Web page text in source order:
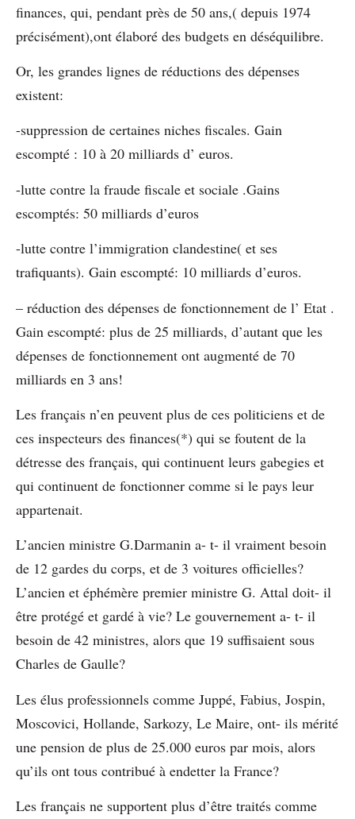
finances, qui, pendant près de 50 ans,( depuis 1974
précisément),ont élaboré des budgets en déséquilibre.
Or, les grandes lignes de réductions des dépenses
existent:
-suppression de certaines niches fiscales. Gain
escompté : 10 à 20 milliards d’ euros.
-lutte contre la fraude fiscale et sociale .Gains
escomptés: 50 milliards d’euros
-lutte contre l’immigration clandestine( et ses
trafiquants). Gain escompté: 10 milliards d’euros.
– réduction des dépenses de fonctionnement de l’ Etat .
Gain escompté: plus de 25 milliards, d’autant que les
dépenses de fonctionnement ont augmenté de 70
milliards en 3 ans!
Les français n’en peuvent plus de ces politiciens et de
ces inspecteurs des finances(*) qui se foutent de la
détresse des français, qui continuent leurs gabegies et
qui continuent de fonctionner comme si le pays leur
appartenait.
L’ancien ministre G.Darmanin a- t- il vraiment besoin
de 12 gardes du corps, et de 3 voitures officielles?
L’ancien et éphémère premier ministre G. Attal doit- il
être protégé et gardé à vie? Le gouvernement a- t- il
besoin de 42 ministres, alors que 19 suffisaient sous
Charles de Gaulle?
Les élus professionnels comme Juppé, Fabius, Jospin,
Moscovici, Hollande, Sarkozy, Le Maire, ont- ils mérité
une pension de plus de 25.000 euros par mois, alors
qu’ils ont tous contribué à endetter la France?
Les français ne supportent plus d’être traités comme